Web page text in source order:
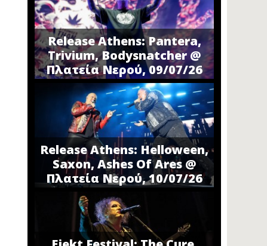
Release Athens: Pantera,
Trivium, Bodysnatcher @
Πλατεία Νερού, 09/07/26
Release Athens: Helloween,
Saxon, Ashes Of Ares @
Πλατεία Νερού, 10/07/26